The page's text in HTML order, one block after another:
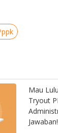
Mau
Tryout
Jawaban!